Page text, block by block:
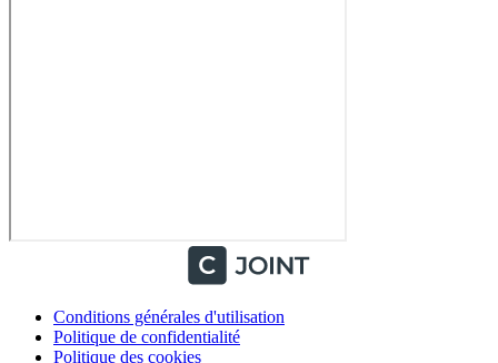
Conditions générales d'utilisation
Politique de confidentialité
Politique des cookies